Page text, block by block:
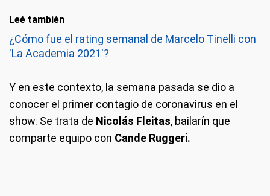
Leé también
¿Cómo fue el rating semanal de Marcelo Tinelli con
'La Academia 2021'?
Y en este contexto, la semana pasada se dio a
conocer el primer contagio de coronavirus en el
show. Se trata de Nicolás Fleitas, bailarín que
comparte equipo con Cande Ruggeri.